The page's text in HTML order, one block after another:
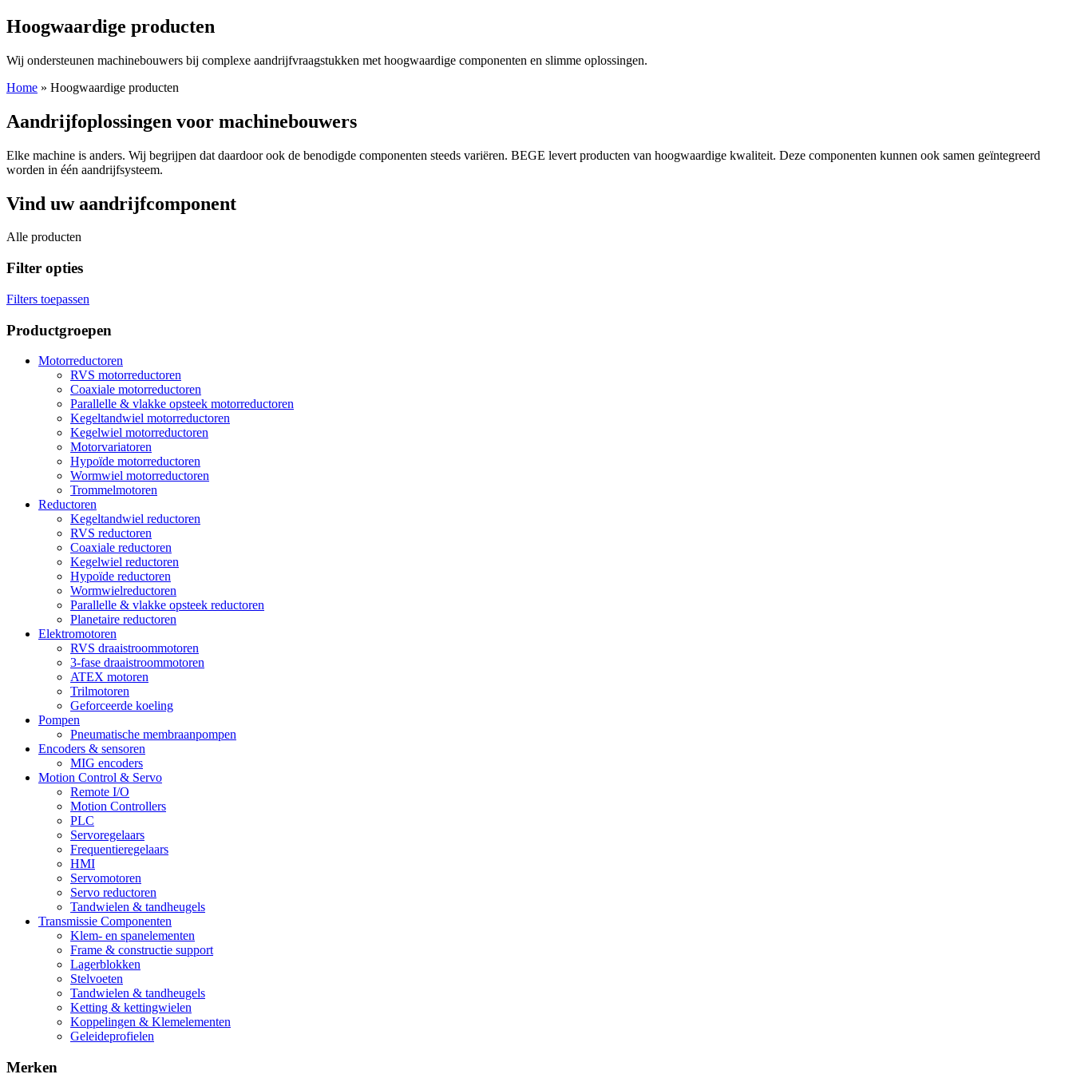
Hoogwaardige producten
Wij ondersteunen machinebouwers bij complexe aandrijfvraagstukken met hoogwaardige componenten en slimme oplossingen.
Home » Hoogwaardige producten
Aandrijfoplossingen voor machinebouwers
Elke machine is anders. Wij begrijpen dat daardoor ook de benodigde componenten steeds variëren. BEGE levert producten van hoogwaardige kwaliteit. Deze componenten kunnen ook samen geïntegreerd
worden in één aandrijfsysteem.
Vind uw aandrijfcomponent
Alle producten
Filter opties
Filters toepassen
Productgroepen
Motorreductoren
RVS motorreductoren
Coaxiale motorreductoren
Parallelle & vlakke opsteek motorreductoren
Kegeltandwiel motorreductoren
Kegelwiel motorreductoren
Motorvariatoren
Hypoïde motorreductoren
Wormwiel motorreductoren
Trommelmotoren
Reductoren
Kegeltandwiel reductoren
RVS reductoren
Coaxiale reductoren
Kegelwiel reductoren
Hypoïde reductoren
Wormwielreductoren
Parallelle & vlakke opsteek reductoren
Planetaire reductoren
Elektromotoren
RVS draaistroommotoren
3-fase draaistroommotoren
ATEX motoren
Trilmotoren
Geforceerde koeling
Pompen
Pneumatische membraanpompen
Encoders & sensoren
MIG encoders
Motion Control & Servo
Remote I/O
Motion Controllers
PLC
Servoregelaars
Frequentieregelaars
HMI
Servomotoren
Servo reductoren
Tandwielen & tandheugels
Transmissie Componenten
Klem- en spanelementen
Frame & constructie support
Lagerblokken
Stelvoeten
Tandwielen & tandheugels
Ketting & kettingwielen
Koppelingen & Klemelementen
Geleideprofielen
Merken